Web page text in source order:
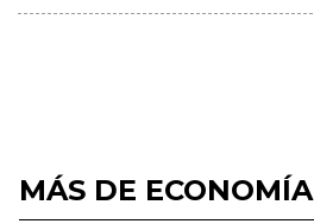
MÁS DE ECONOMÍA